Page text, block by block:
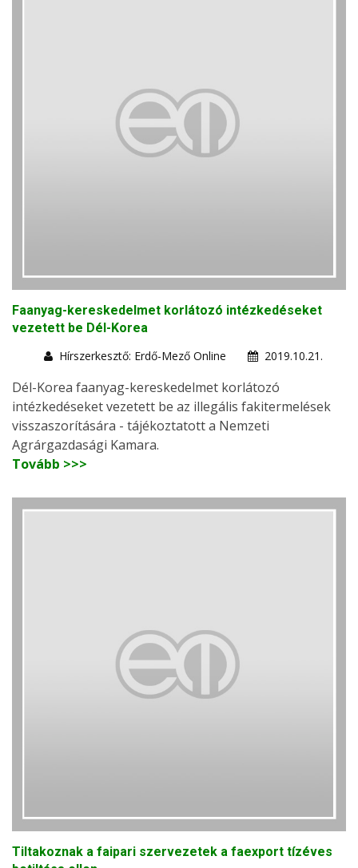
Faanyag-kereskedelmet korlátozó intézkedéseket
vezetett be Dél-Korea
Hírszerkesztő: Erdő-Mező Online
2019.10.21.
Dél-Korea faanyag-kereskedelmet korlátozó
intézkedéseket vezetett be az illegális fakitermelések
visszaszorítására - tájékoztatott a Nemzeti
Agrárgazdasági Kamara.
Tovább >>>
Tiltakoznak a faipari szervezetek a faexport tízéves